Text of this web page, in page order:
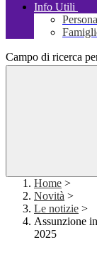
Info Utili
Campo di ricerca
Home >
Novità >
Le notizie >
Assunzione
2025